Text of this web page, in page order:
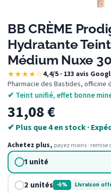
BB CRÈME
Hydratante
Médium Nuxe
★★★★☆4,4/5 · 133 avis
Pharmacie des Bastides, officine
✔ Teint unifié, effet bonne
31,08€
✔ Plus que 4 en stock ·
Achetez plus, payez moins ·
1 unité
2 unités -6% Livraison